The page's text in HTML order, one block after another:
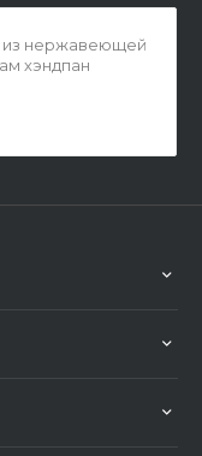
из нержавеющей
хэндпан